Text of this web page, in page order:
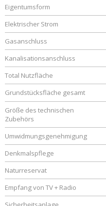
Eigentumsform
Elektrischer Strom
Gasanschluss
Kanalisationsanschluss
Total Nutzfläche
Grundstücksfläche gesamt
Größe des technischen
Zubehörs
Umwidmungsgenehmigung
Denkmalspflege
Naturreservat
Empfang von TV + Radio